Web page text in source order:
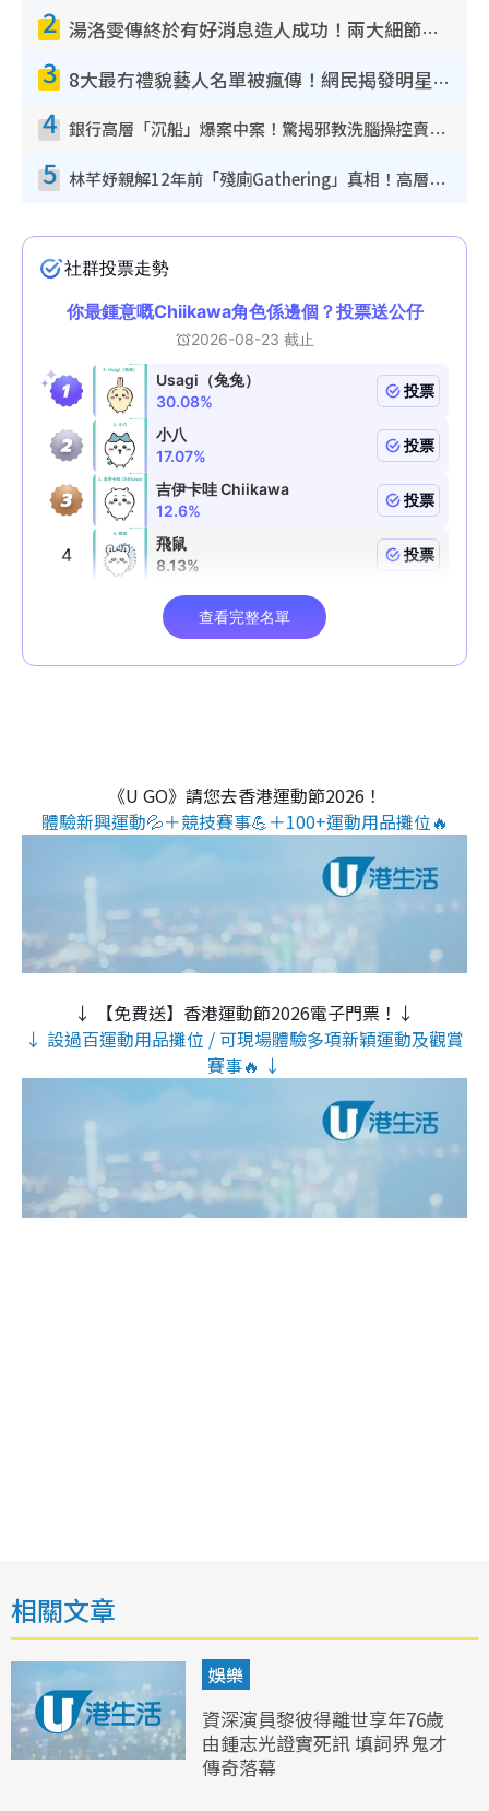
2 湯洛雯傳終於有好消息造人成功！兩大細節曝孕味極濃惹猜測：大肚婆先會咁！
3 8大最冇禮貌藝人名單被瘋傳！網民揭發明星真面目 一致數臭呢位係無品天花板？
4 銀行高層「沉船」爆案中案！驚揭邪教洗腦操控賣淫被吞600萬 幕後黑手講多錯多
5 林芊妤親解12年前「殘廁Gathering」真相！高層解約一句話重創尊嚴至今拒返TVB
《U GO》請您去香港運動節2026！
體驗新興運動💦＋競技賽事💪＋100+運動用品攤位🔥
↓ 【免費送】香港運動節2026電子門票！↓
↓ 設過百運動用品攤位 / 可現場體驗多項新穎運動及觀賞
賽事🔥 ↓
相關文章
娛樂
資深演員黎彼得離世享年76歲
由鍾志光證實死訊 填詞界鬼才
傳奇落幕